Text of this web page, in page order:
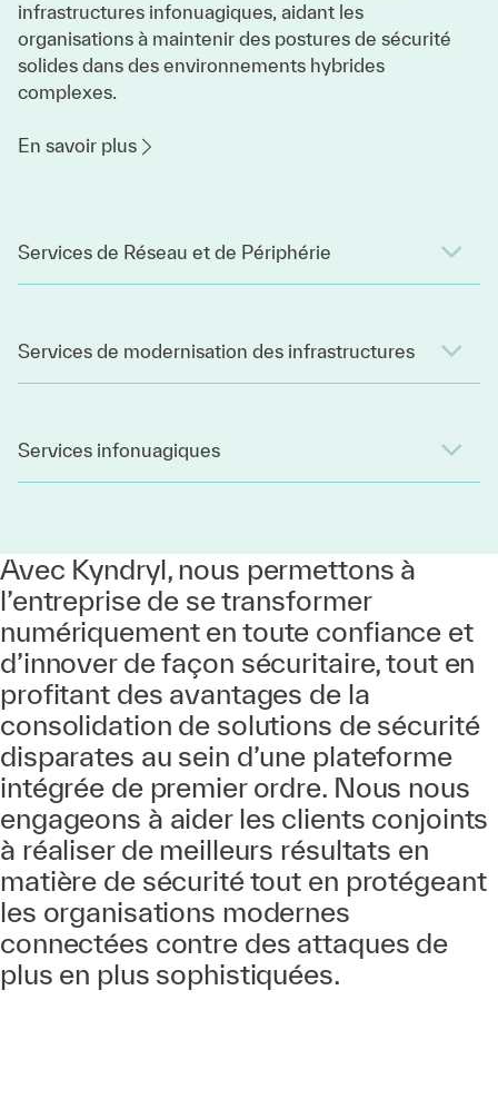
infrastructures infonuagiques, aidant les
organisations à maintenir des postures de sécurité
solides dans des environnements hybrides
complexes.
En savoir plus
Services de Réseau et de Périphérie
Services de modernisation des infrastructures
Services infonuagiques
Avec Kyndryl, nous permettons à
l’entreprise de se transformer
numériquement en toute confiance et
d’innover de façon sécuritaire, tout en
profitant des avantages de la
consolidation de solutions de sécurité
disparates au sein d’une plateforme
intégrée de premier ordre. Nous nous
engageons à aider les clients conjoints
à réaliser de meilleurs résultats en
matière de sécurité tout en protégeant
les organisations modernes
connectées contre des attaques de
plus en plus sophistiquées.